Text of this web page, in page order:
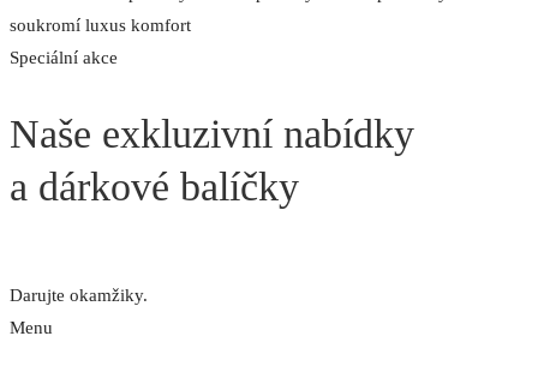
Speciální akce
Naše exkluzivní nabídky
a dárkové balíčky
Darujte okamžiky.
Menu